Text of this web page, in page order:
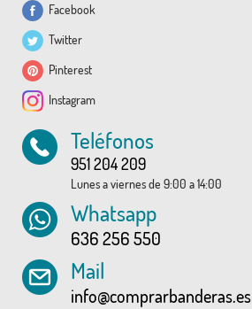
Facebook
Twitter
Pinterest
Instagram
Teléfonos
951 204 209
Lunes a viernes de 9:00 a 14:00
Whatsapp
636 256 550
Mail
info@comprarbanderas.es